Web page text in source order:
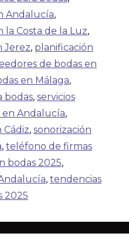
Andalucía,
la Costa de la Luz,
Jerez, planificación
de bodas en
en Málaga,
bodas, servicios
en Andalucía,
Cádiz, sonorización
, teléfono de firmas
bodas 2025,
, tendencias
2025